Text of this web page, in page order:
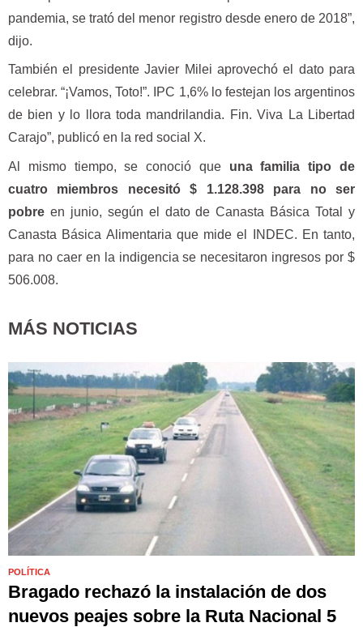
pandemia, se trató del menor registro desde enero de 2018”,
dijo.
También el presidente Javier Milei aprovechó el dato para
celebrar. “¡Vamos, Toto!”. IPC 1,6% lo festejan los argentinos
de bien y lo llora toda mandrilandia. Fin. Viva La Libertad
Carajo”, publicó en la red social X.
Al mismo tiempo, se conoció que una familia tipo de
cuatro miembros necesitó $ 1.128.398 para no ser
pobre en junio, según el dato de Canasta Básica Total y
Canasta Básica Alimentaria que mide el INDEC. En tanto,
para no caer en la indigencia se necesitaron ingresos por $
506.008.
MÁS NOTICIAS
POLÍTICA
Bragado rechazó la instalación de dos
nuevos peajes sobre la Ruta Nacional 5